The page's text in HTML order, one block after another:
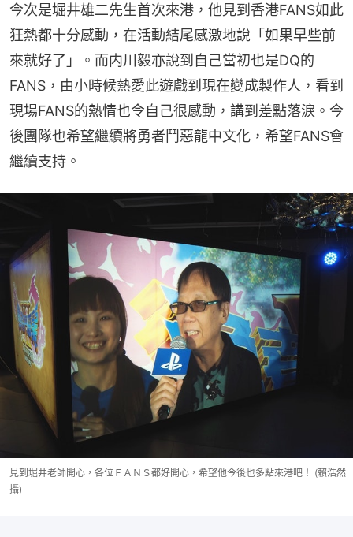
今次是堀井雄二先生首次來港，他見到香港FANS如此
狂熱都十分感動，在活動結尾感激地說「如果早些前
來就好了」。而内川毅亦說到自己當初也是DQ的
FANS，由小時候熱愛此遊戲到現在變成製作人，看到
現場FANS的熱情也令自己很感動，講到差點落淚。今
後團隊也希望繼續將勇者鬥惡龍中文化，希望FANS會
繼續支持。
見到堀井老師開心，各位ＦＡＮＳ都好開心，希望他今後也多點來港吧！ (賴浩然
攝)